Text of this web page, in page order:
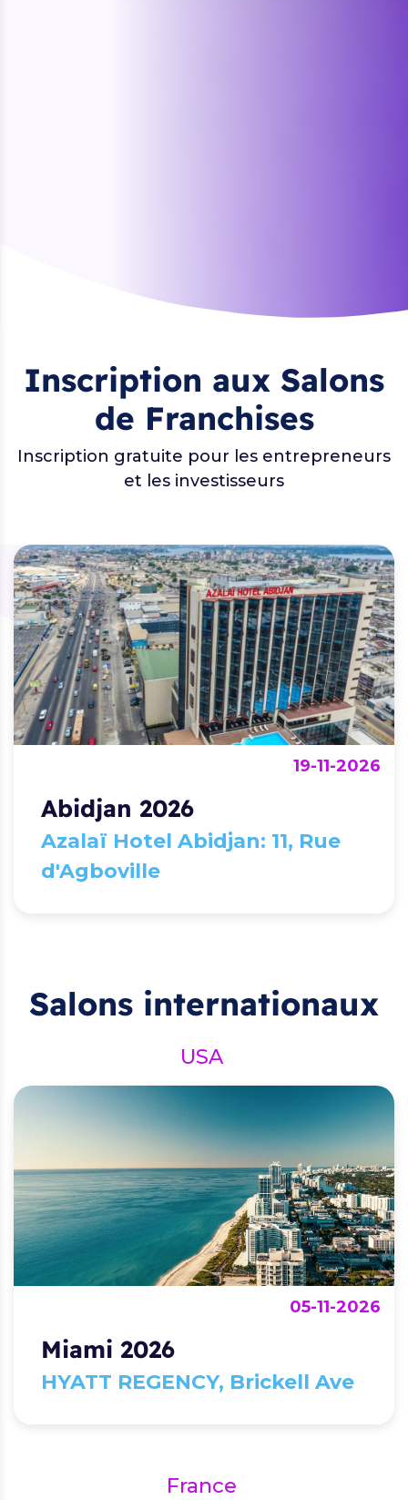
Inscription aux Salons
de Franchises
Inscription gratuite pour les entrepreneurs
et les investisseurs
19-11-2026
Abidjan 2026
Azalaï Hotel Abidjan: 11, Rue
d'Agboville
Salons internationaux
USA
05-11-2026
Miami 2026
HYATT REGENCY, Brickell Ave
France